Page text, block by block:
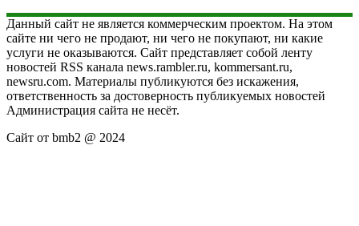
Данный сайт не является коммерческим проектом. На этом
сайте ни чего не продают, ни чего не покупают, ни какие
услуги не оказываются. Сайт представляет собой ленту
новостей RSS канала news.rambler.ru, kommersant.ru,
newsru.com. Материалы публикуются без искажения,
ответственность за достоверность публикуемых новостей
Администрация сайта не несёт.
Сайт от bmb2 @ 2024